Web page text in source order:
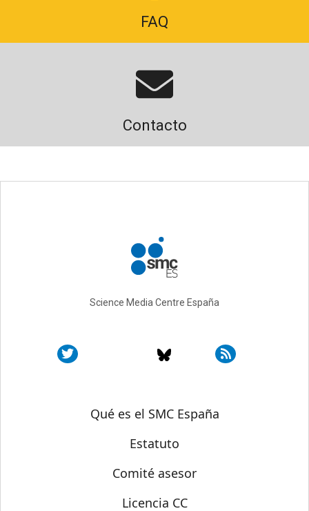
FAQ
Contacto
Science Media Centre España
Sobre SMC España
Qué es el SMC España
Estatuto
Comité asesor
Licencia CC